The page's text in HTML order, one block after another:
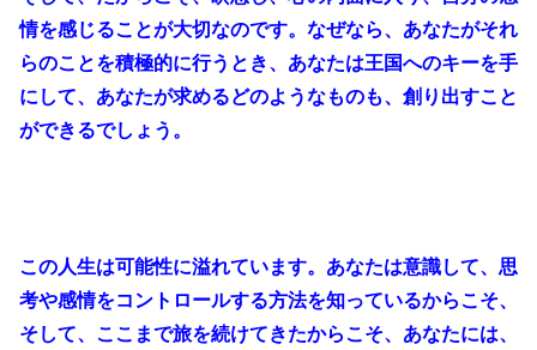
情を感じることが大切なのです。なぜなら、あなたがそれ
らのことを積極的に行うとき、あなたは王国へのキーを手
にして、あなたが求めるどのようなものも、創り出すこと
ができるでしょう。
この人生は可能性に溢れています。あなたは意識して、思
考や感情をコントロールする方法を知っているからこそ、
そして、ここまで旅を続けてきたからこそ、あなたには、